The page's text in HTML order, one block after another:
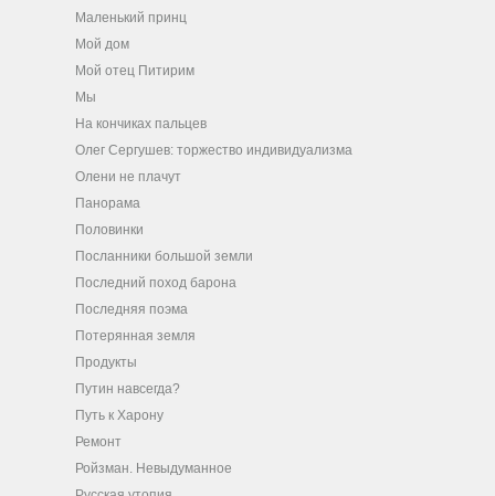
Маленький принц
Мой дом
Мой отец Питирим
Мы
На кончиках пальцев
Олег Сергушев: торжество индивидуализма
Олени не плачут
Панорама
Половинки
Посланники большой земли
Последний поход барона
Последняя поэма
Потерянная земля
Продукты
Путин навсегда?
Путь к Харону
Ремонт
Ройзман. Невыдуманное